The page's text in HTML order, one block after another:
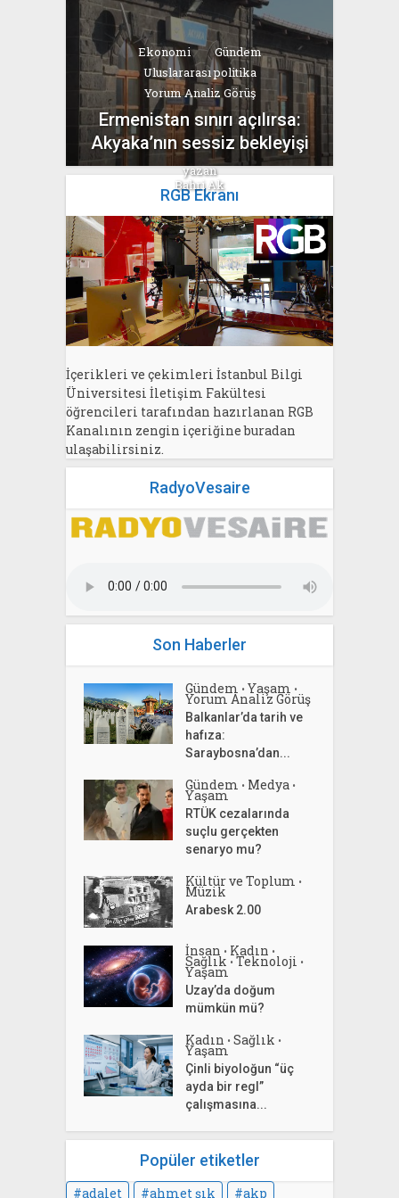
Ekonomi
Gündem
Uluslararası politika
Yorum Analiz Görüş
Ermenistan sınırı açılırsa:
Akyaka’nın sessiz bekleyişi
yazan
Bahri Ak
RGB Ekranı
İçerikleri ve çekimleri İstanbul Bilgi
Üniversitesi İletişim Fakültesi
öğrencileri tarafından hazırlanan RGB
Kanalının zengin içeriğine buradan
ulaşabilirsiniz.
RadyoVesaire
Son Haberler
Gündem • Yaşam •
Yorum Analiz Görüş
Balkanlar’da tarih ve
hafıza:
Saraybosna’dan...
Gündem • Medya •
Yaşam
RTÜK cezalarında
suçlu gerçekten
senaryo mu?
Kültür ve Toplum •
Müzik
Arabesk 2.00
İnsan • Kadın •
Sağlık • Teknoloji •
Yaşam
Uzay’da doğum
mümkün mü?
Kadın • Sağlık •
Yaşam
Çinli biyoloğun “üç
ayda bir regl”
çalışmasına...
Popüler etiketler
adalet ahmet şık
akp